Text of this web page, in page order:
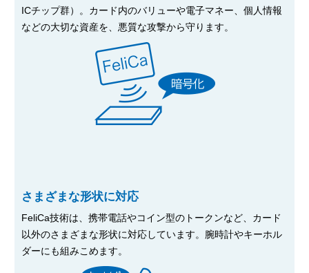
ICチップ群）。カード内のバリューや電子マネー、個人情報
などの大切な資産を、悪質な攻撃から守ります。
さまざまな形状に対応
FeliCa技術は、携帯電話やコイン型のトークンなど、カード
以外のさまざまな形状に対応しています。腕時計やキーホル
ダーにも組みこめます。